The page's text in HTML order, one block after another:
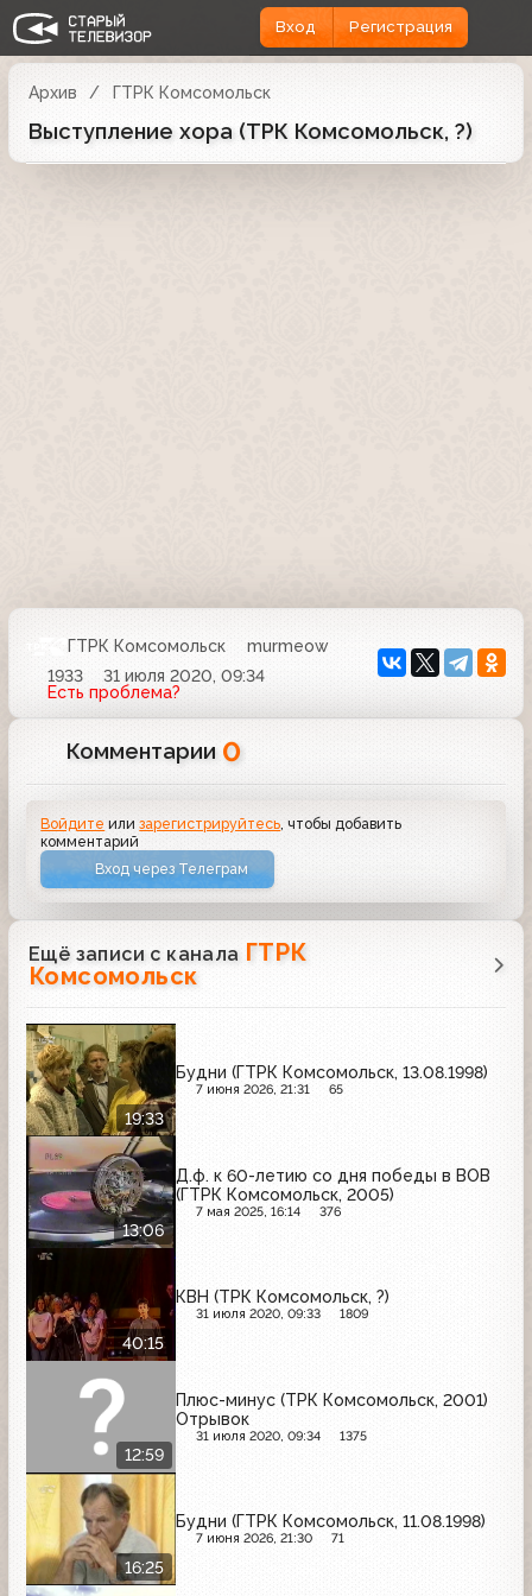
Вход Регистрация
Архив ГТРК Комсомольск
Выступление хора (ТРК Комсомольск, ?)
ГТРК Комсомольск
murmeow
1933
31 июля 2020, 09:34
Есть проблема?
Комментарии 0
Войдите илизарегистрируйтесь , чтобы добавить
комментарий
Вход через Телеграм
Ещё записи с канала ГТРК
Комсомольск
19:33
Будни (ГТРК Комсомольск, 13.08.1998)
7 июня 2026, 21:31 65
13:06
Д.ф. к 60-летию со дня победы в ВОВ
(ГТРК Комсомольск, 2005)
7 мая 2025, 16:14 376
40:15
КВН (ТРК Комсомольск, ?)
31 июля 2020, 09:33 1809
12:59
Плюс-минус (ТРК Комсомольск, 2001)
Отрывок
31 июля 2020, 09:34 1375
16:25
Будни (ГТРК Комсомольск, 11.08.1998)
7 июня 2026, 21:30 71